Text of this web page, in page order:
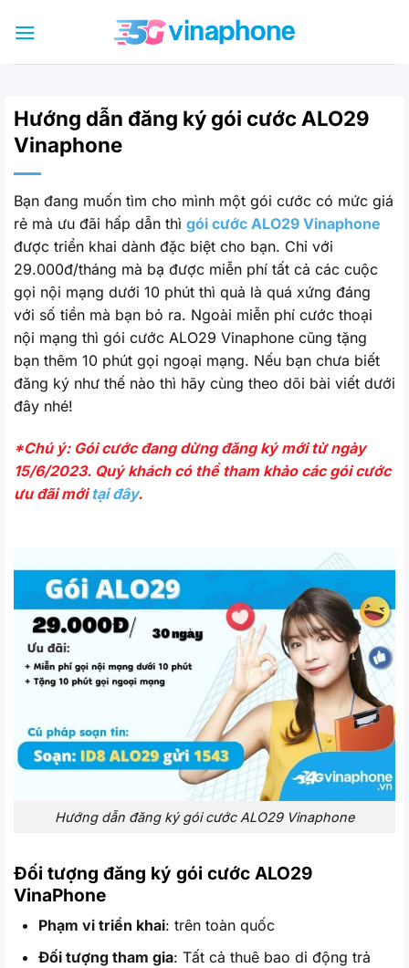
qua
Hướng dẫn đăng ký gói cước ALO29
Vinaphone
Bạn đang muốn tìm cho mình một gói cước có mức giá
rẻ mà ưu đãi hấp dẫn thì gói cước ALO29 Vinaphone
được triển khai dành đặc biệt cho bạn. Chỉ với
29.000đ/tháng mà bạ được miễn phí tất cả các cuộc
gọi nội mạng dưới 10 phút thì quả là quá xứng đáng
với số tiền mà bạn bỏ ra. Ngoài miễn phí cước thoại
nội mạng thì gói cước ALO29 Vinaphone cũng tặng
bạn thêm 10 phút gọi ngoại mạng. Nếu bạn chưa biết
đăng ký như thế nào thì hãy cùng theo dõi bài viết dưới
đây nhé!
*Chú ý: Gói cước đang dừng đăng ký mới từ ngày
15/6/2023. Quý khách có thể tham khảo các gói cước
ưu đãi mớitại đây.
Hướng dẫn đăng ký gói cước ALO29 Vinaphone
Đối tượng đăng ký gói cước ALO29
VinaPhone
Phạm vi triển khai: trên toàn quốc
Đối tượng tham gia: Tất cả thuê bao di động trả